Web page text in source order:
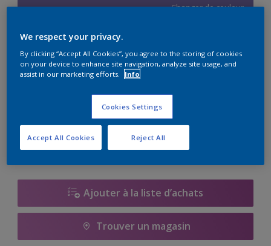
Changer de couleur
Format
5L
Calculateur de peinture
Calculer
Ajouter à la liste d’achats
Trouver un magasin
We respect your privacy.
By clicking “Accept All Cookies”, you agree to the storing of cookies
on your device to enhance site navigation, analyze site usage, and
assist in our marketing efforts.
Info
Cookies Settings
Reject All
Accept All Cookies